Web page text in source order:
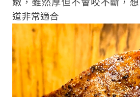
道非常適合